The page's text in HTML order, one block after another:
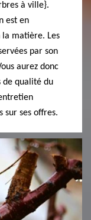
à ville}.
est en
la matière. Les
par son
aurez donc
de qualité du
sur ses offres.